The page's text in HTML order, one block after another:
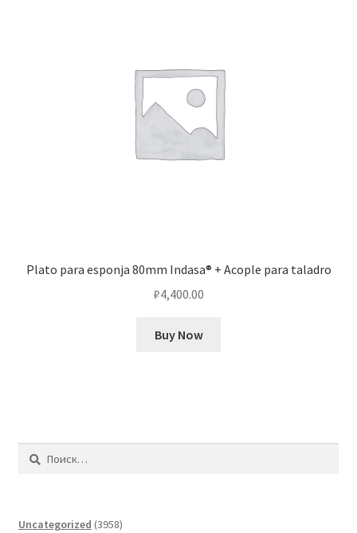
Plato para esponja 80mm Indasa® + Acople para taladro
₽4,400.00
Buy Now
Найти:
Uncategorized 39583958